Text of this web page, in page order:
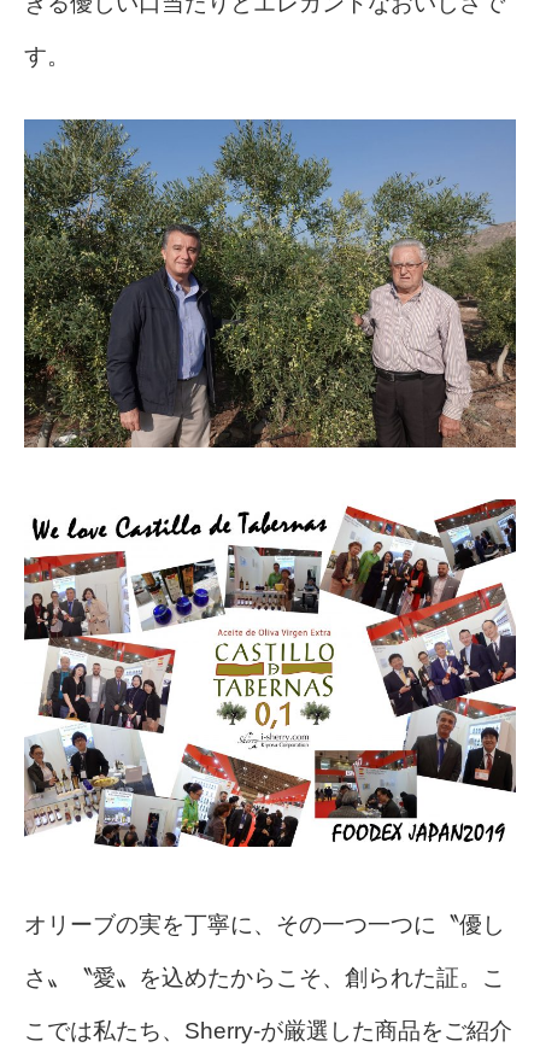
す。
オリーブの実を丁寧に、その一つ一つに〝優し
さ〟〝愛〟を込めたからこそ、創られた証。こ
こでは私たち、Sherry-が厳選した商品をご紹介